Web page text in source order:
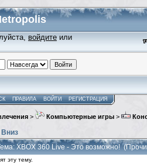
войдите или
ПРАВИЛА ВОЙТИ РЕГИСТРАЦИЯ
> Компьютерные игры >
Вниз
XBOX 360 Live - Это возможно!
эту тему.